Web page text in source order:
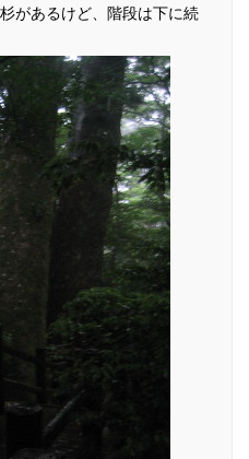
があるけど、階段は下に続